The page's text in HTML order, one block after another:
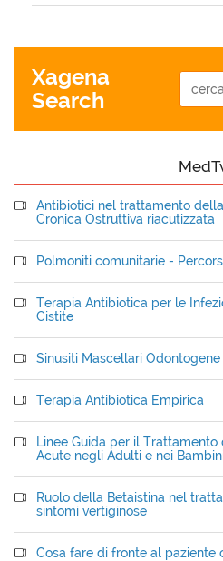
Xagena
Search
Antibiotici nel trattamento
Cronica Ostruttiva riacutizzata
Polmoniti comunitarie -
Terapia Antibiotica per le
Cistite
Sinusiti Mascellari Odontogene
Terapia Antibiotica Empirica
Linee Guida per il
Acute negli Adulti e nei
Ruolo della Betaistina nel
sintomi vertiginose
Cosa fare di fronte al paziente